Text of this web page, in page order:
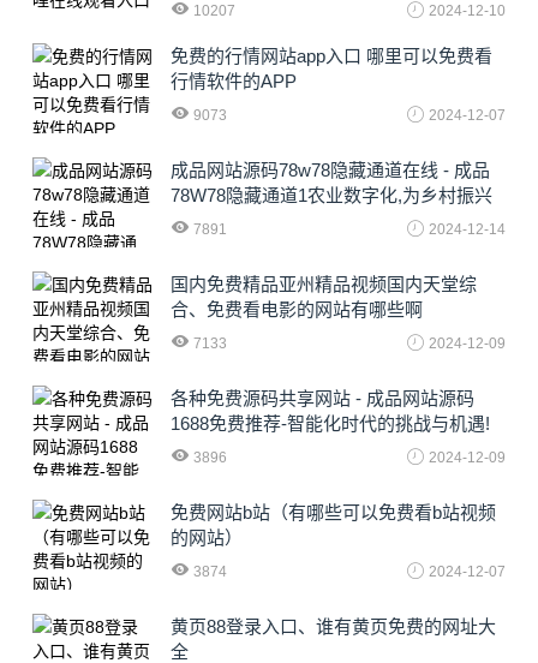
10207 2024-12-10
免费的行情网站app入口 哪里可以免费看
行情软件的APP
9073 2024-12-07
成品网站源码78w78隐藏通道在线 - 成品
78W78隐藏通道1农业数字化,为乡村振兴
注入新动力
7891 2024-12-14
国内免费精品亚州精品视频国内天堂综
合、免费看电影的网站有哪些啊
7133 2024-12-09
各种免费源码共享网站 - 成品网站源码
1688免费推荐-智能化时代的挑战与机遇!
3896 2024-12-09
免费网站b站（有哪些可以免费看b站视频
的网站）
3874 2024-12-07
黄页88登录入口、谁有黄页免费的网址大
全